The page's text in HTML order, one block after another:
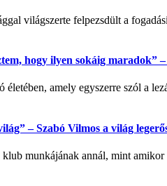
világszerte felpezsdült a
hogy ilyen sokáig maradok”
életében, amely egyszerre szól a
– Szabó Vilmos a világ
klub munkájának annál, mint